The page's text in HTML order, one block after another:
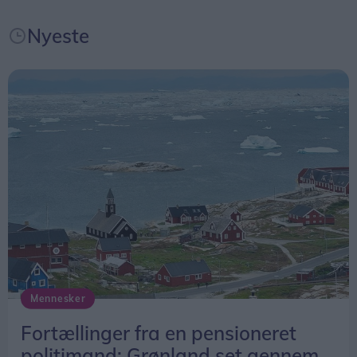
Nyeste
Mennesker
Fortællinger fra en pensioneret